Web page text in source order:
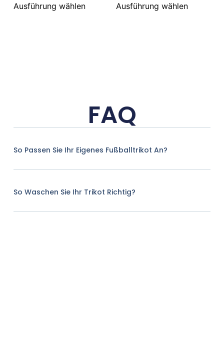
Ausführung wählen Ausführung wählen
FAQ
So Passen Sie Ihr Eigenes Fußballtrikot An?
So Waschen Sie Ihr Trikot Richtig?